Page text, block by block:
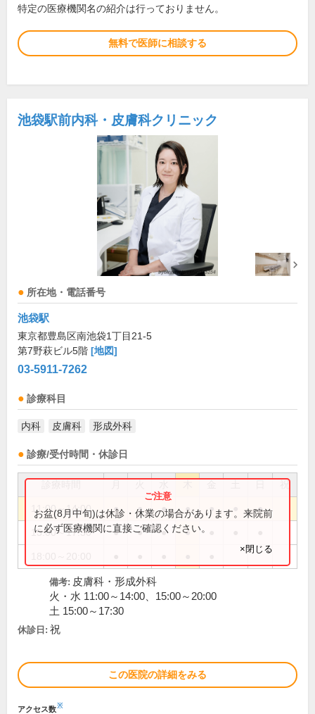
特定の医療機関名の紹介は行っておりません。
無料で医師に相談する
池袋駅前内科・皮膚科クリニック
所在地・電話番号
池袋駅
東京都豊島区南池袋1丁目21-5
第7野萩ビル5階 [地図]
03-5911-7262
診療科目
内科 皮膚科 形成外科
診療/受付時間・休診日
祝
11:00～14:00 ● ● ● ● ● ●
15:00～17:30 ● ● ● ●
お盆(8月中旬)は休診・休業の場合があります。来院前
に必ず医療機関に直接ご確認ください。
×閉じる
備考: 皮膚科・形成外科
火・水 11:00～14:00、15:00～20:00
土 15:00～17:30
休診日: 祝
この医院の詳細をみる
アクセス数※